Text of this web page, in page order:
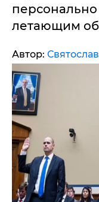
летающим
Автор: